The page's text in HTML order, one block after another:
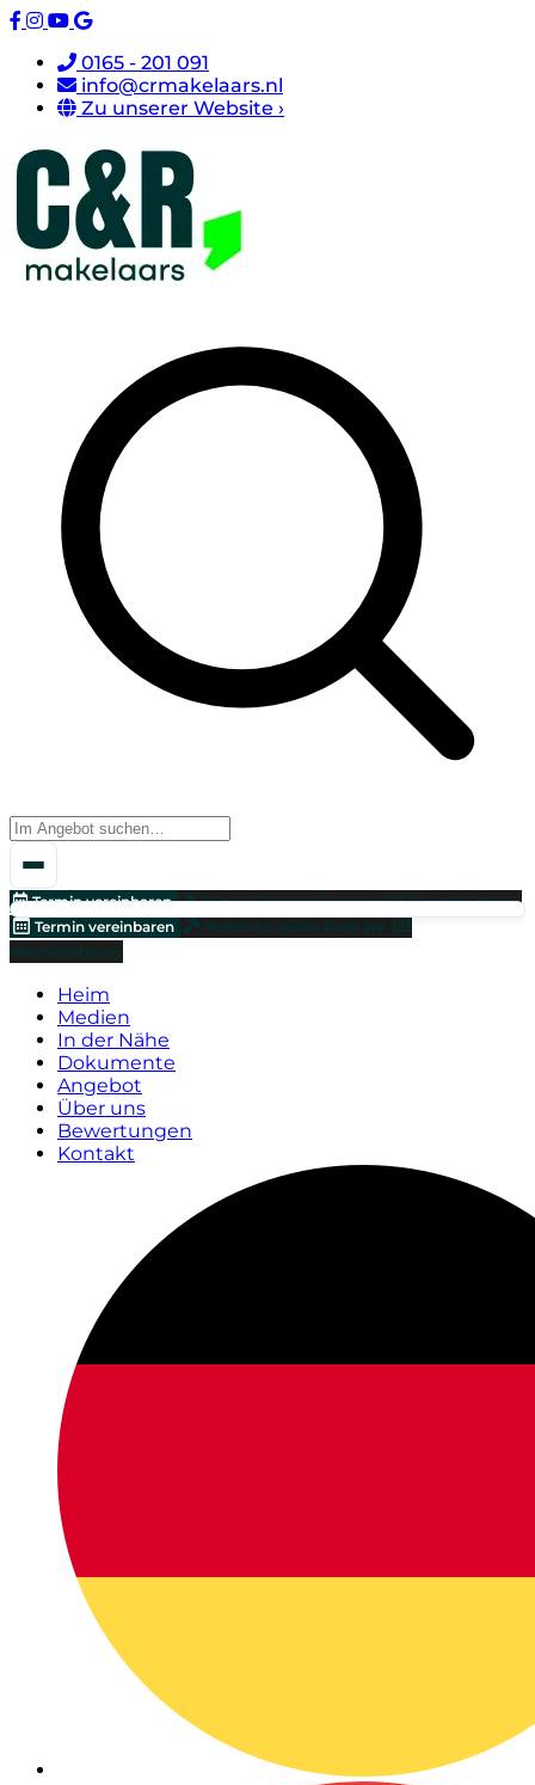
0165 - 201 091
info@crmakelaars.nl
Zu unserer Website ›
Termin vereinbaren Bieten Sie einen Preis an!
Wertschätzung
Termin vereinbaren
Bieten Sie einen Preis an!
Wertschätzung
Heim
Medien
In der Nähe
Dokumente
Angebot
Über uns
Bewertungen
Kontakt